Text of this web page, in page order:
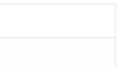
Bim’de bu hafta Kamp